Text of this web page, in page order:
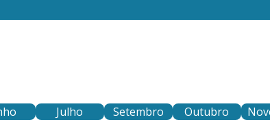
Julho Setembro Outubro